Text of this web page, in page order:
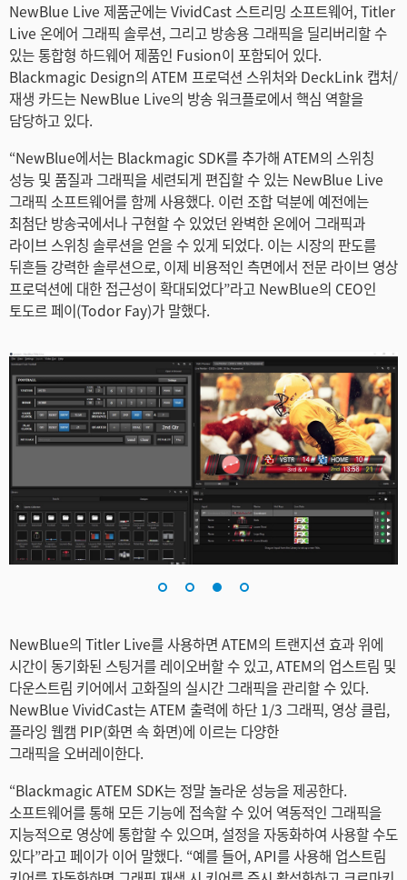
Chinese Taipei
Turkey
UAE
Ukraine
United Kingdom
United States
NewBlue Live 제품군에는 VividCast 스트리밍 소프트웨어, Titler
Live 온에어 그래픽 솔루션, 그리고 방송용 그래픽을 딜리버리할 수
있는 통합형 하드웨어 제품인 Fusion이 포함되어 있다.
Blackmagic Design의 ATEM 프로덕션 스위처와 DeckLink 캡처/
재생 카드는 NewBlue Live의 방송 워크플로에서 핵심 역할을
담당하고 있다.
“NewBlue에서는 Blackmagic SDK를 추가해 ATEM의 스위칭
성능 및 품질과 그래픽을 세련되게 편집할 수 있는 NewBlue Live
그래픽 소프트웨어를 함께 사용했다. 이런 조합 덕분에 예전에는
최첨단 방송국에서나 구현할 수 있었던 완벽한 온에어 그래픽과
라이브 스위칭 솔루션을 얻을 수 있게 되었다. 이는 시장의 판도를
뒤흔들 강력한 솔루션으로, 이제 비용적인 측면에서 전문 라이브 영상
프로덕션에 대한 접근성이 확대되었다”라고 NewBlue의 CEO인
토도르 페이(Todor Fay)가 말했다.
NewBlue의 Titler Live를 사용하면 ATEM의 트랜지션 효과 위에
시간이 동기화된 스팅거를 레이오버할 수 있고, ATEM의 업스트림 및
다운스트림 키어에서 고화질의 실시간 그래픽을 관리할 수 있다.
NewBlue VividCast는 ATEM 출력에 하단 1/3 그래픽, 영상 클립,
플라잉 웹캠 PIP(화면 속 화면)에 이르는 다양한
그래픽을 오버레이한다.
“Blackmagic ATEM SDK는 정말 놀라운 성능을 제공한다.
소프트웨어를 통해 모든 기능에 접속할 수 있어 역동적인 그래픽을
지능적으로 영상에 통합할 수 있으며, 설정을 자동화하여 사용할 수도
있다”라고 페이가 이어 말했다. “예를 들어, API를 사용해 업스트림